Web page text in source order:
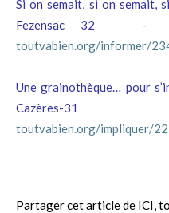
Si on semait, si on semait,
Fezensac 32 -
toutvabien.org/informer/
Une grainothèque… pour
Cazères-31
toutvabien.org/impliquer/
Partager cet article de ICI,